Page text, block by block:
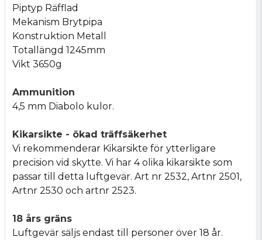
Piptyp Räfflad
Mekanism Brytpipa
Konstruktion Metall
Totallängd 1245mm
Vikt 3650g
Ammunition
4,5 mm Diabolo kulor.
Kikarsikte - ökad träffsäkerhet
Vi rekommenderar Kikarsikte för ytterligare
precision vid skytte. Vi har 4 olika kikarsikte som
passar till detta luftgevär. Art nr 2532, Artnr 2501,
Artnr 2530 och artnr 2523.
18 års gräns
Luftgevär säljs endast till personer över 18 år.